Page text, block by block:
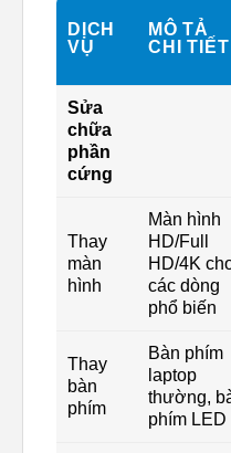
DỊCH
VỤ
MÔ TẢ
CHI TIẾT
Sửa
chữa
phần
cứng
Thay
màn
hình
Màn hình
HD/Full
HD/4K
các dòng
phổ biến
Thay
bàn
phím
Bàn phím
laptop
thường,
phím LED